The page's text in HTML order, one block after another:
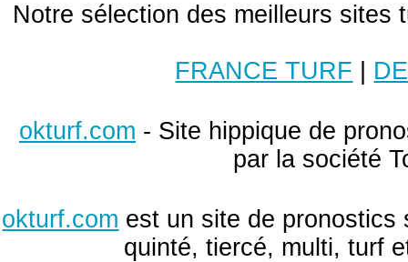
Notre sélection des meilleurs sites
FRANCE TURF
okturf.com - Site hippique de
par la société
okturf.com est un site de pronostics
quinté, tiercé, multi, turf